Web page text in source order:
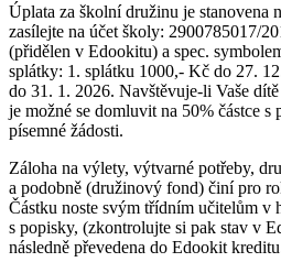
Úplata za školní družinu je stanovena
zasílejte na účet školy: 2900785017/
(přidělen v Edookitu) a spec.
splátky: 1. splátku 1000,- Kč do 27.
do 31. 1. 2026. Navštěvuje-li Vaše
je možné se domluvit na 50% částce s
písemné žádosti.
Záloha na výlety, výtvarné potřeby,
a podobně (družinový fond) činí pro
Částku noste svým třídním učitelům v
s popisky, (zkontrolujte si pak stav v
následně převedena do Edookit